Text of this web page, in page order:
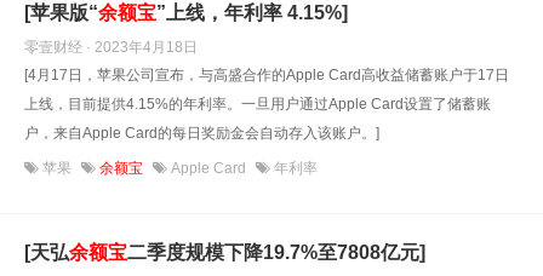
[苹果版“余额宝”上线，年利率 4.15%]
零壹财经 · 2023年4月18日
[4月17日，苹果公司宣布，与高盛合作的Apple Card高收益储蓄账户于17日
上线，目前提供4.15%的年利率。一旦用户通过Apple Card设置了储蓄账
户，来自Apple Card的每日奖励金会自动存入该账户。]
苹果 余额宝 Apple Card 年利率
[天弘余额宝二季度规模下降19.7%至7808亿元]